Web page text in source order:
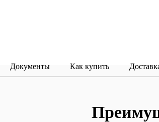
Документы Как купить